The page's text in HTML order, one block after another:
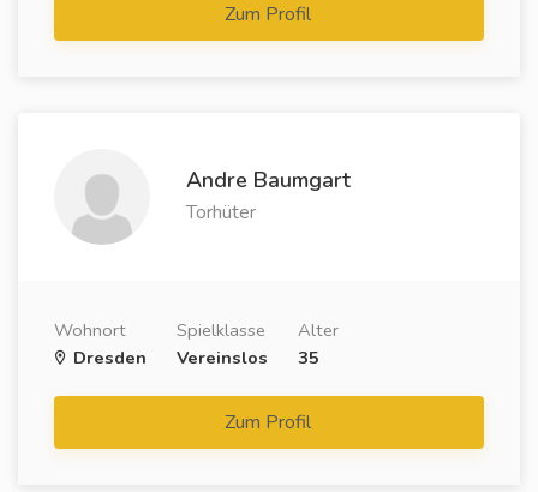
Zum Profil
Andre Baumgart
Torhüter
Wohnort
Dresden
Spielklasse
Vereinslos
Alter
35
Zum Profil